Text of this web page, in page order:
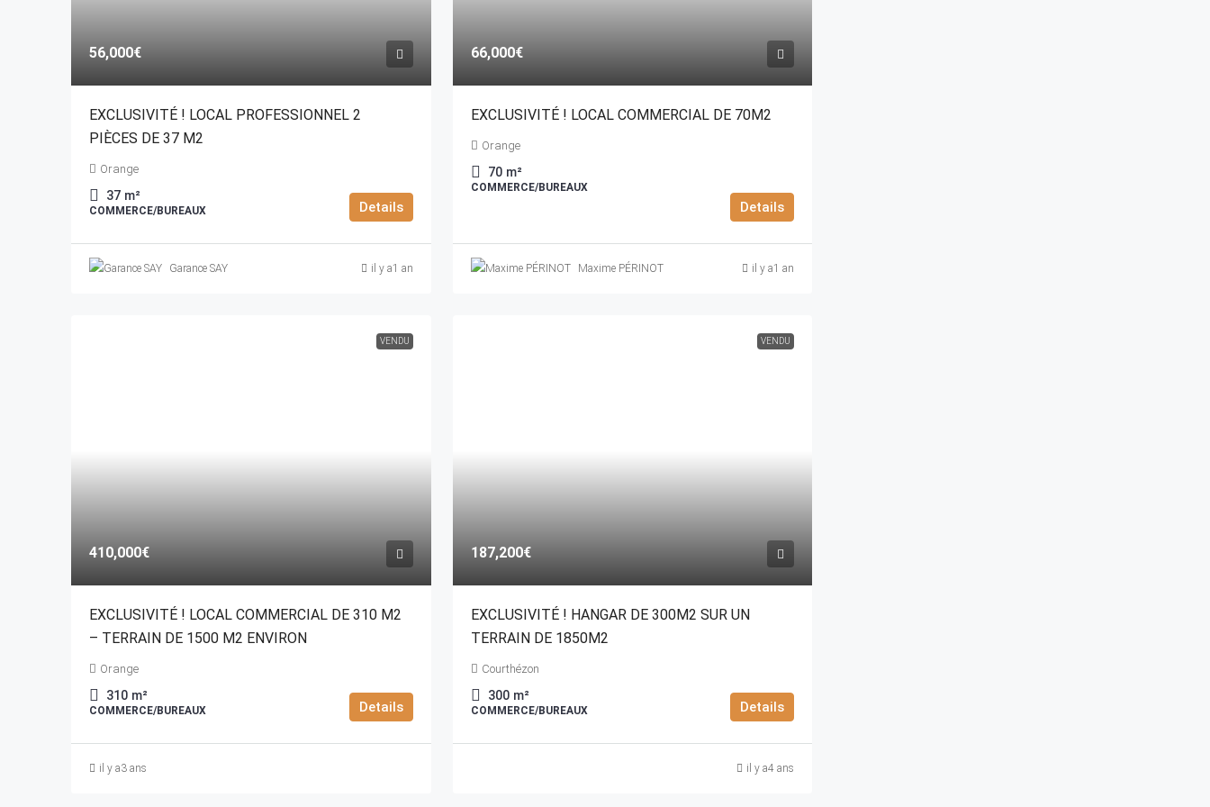
56,000€
EXCLUSIVITÉ ! LOCAL PROFESSIONNEL 2
PIÈCES DE 37 M2
Orange
37 m²
COMMERCE/BUREAUX Details
Garance SAY il y a1 an
66,000€
EXCLUSIVITÉ ! LOCAL COMMERCIAL DE 70M2
Orange
70 m²
COMMERCE/BUREAUX
Details
Maxime PÉRINOT il y a1 an
VENDU
410,000€
EXCLUSIVITÉ ! LOCAL COMMERCIAL DE 310 M2
– TERRAIN DE 1500 M2 ENVIRON
Orange
310 m²
COMMERCE/BUREAUX Details
il y a3 ans
VENDU
187,200€
EXCLUSIVITÉ ! HANGAR DE 300M2 SUR UN
TERRAIN DE 1850M2
Courthézon
300 m²
COMMERCE/BUREAUX Details
il y a4 ans